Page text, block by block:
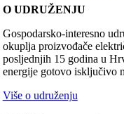
O UDRUŽENJU
Gospodarsko-interesno
okuplja proizvođače
posljednjih 15 godina u
energije gotovo isključivo
Više o udruženju